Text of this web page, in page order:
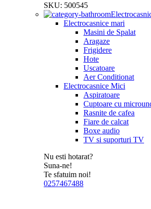
SKU: 500545
Electrocasnice mari
Masini de Spalat
Aragaze
Frigidere
Hote
Uscatoare
Aer Conditionat
Electrocasnice Mici
Aspiratoare
Cuptoare cu
Rasnite de cafea
Fiare de calcat
Boxe audio
TV si suporturi TV
Nu esti hotarat?
Suna-ne!
Te sfatuim noi!
0257467488